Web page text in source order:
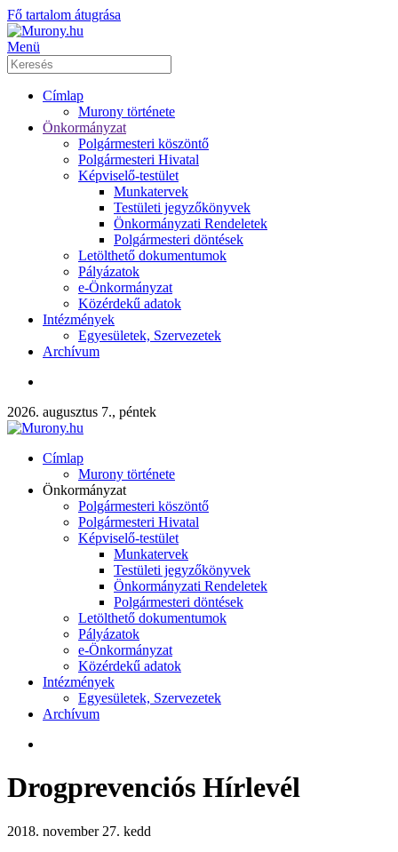
Fő tartalom átugrása
Menü
Címlap
Murony története
Önkormányzat
Polgármesteri köszöntő
Polgármesteri Hivatal
Képviselő-testület
Munkatervek
Testületi jegyzőkönyvek
Önkormányzati Rendeletek
Polgármesteri döntések
Letölthető dokumentumok
Pályázatok
e-Önkormányzat
Közérdekű adatok
Intézmények
Egyesületek, Szervezetek
Archívum
2026. augusztus 7., péntek
Címlap
Murony története
Önkormányzat
Polgármesteri köszöntő
Polgármesteri Hivatal
Képviselő-testület
Munkatervek
Testületi jegyzőkönyvek
Önkormányzati Rendeletek
Polgármesteri döntések
Letölthető dokumentumok
Pályázatok
e-Önkormányzat
Közérdekű adatok
Intézmények
Egyesületek, Szervezetek
Archívum
Drogprevenciós Hírlevél
2018. november 27. kedd